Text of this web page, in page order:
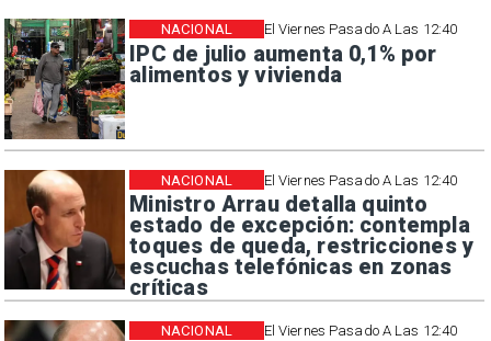
El Viernes Pasado A Las 12:40
IPC de julio aumenta 0,1% por
alimentos y vivienda
NACIONAL
El Viernes Pasado A Las 12:40
Ministro Arrau detalla quinto
estado de excepción: contempla
toques de queda, restricciones y
escuchas telefónicas en zonas
críticas
NACIONAL
El Viernes Pasado A Las 12:40
NACIONAL